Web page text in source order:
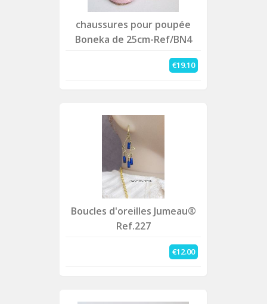
chaussures pour poupée
Boneka de 25cm-Ref/BN4
€19.10
Boucles d'oreilles Jumeau®
Ref.227
€12.00